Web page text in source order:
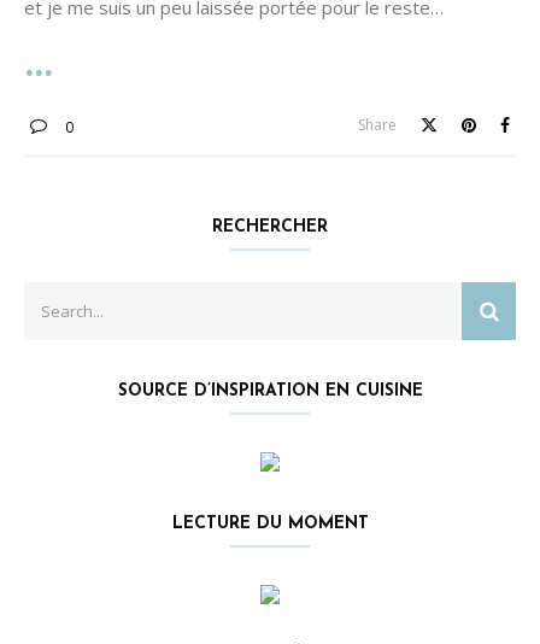
et je me suis un peu laissée portée pour le reste…
0 Share
RECHERCHER
for:
SOURCE D’INSPIRATION EN CUISINE
LECTURE DU MOMENT